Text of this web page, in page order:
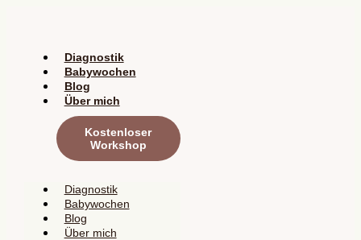
Diagnostik
Babywochen
Blog
Über mich
Kostenloser
Workshop
Diagnostik
Babywochen
Blog
Über mich